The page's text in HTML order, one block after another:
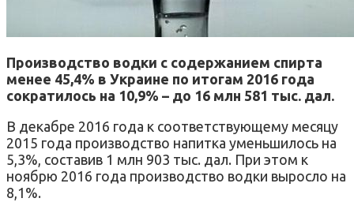
Производство водки с содержанием спирта
менее 45,4% в Украине по итогам 2016 года
сократилось на 10,9% – до 16 млн 581 тыс. дал.
В декабре 2016 года к соответствующему месяцу
2015 года производство напитка уменьшилось на
5,3%, составив 1 млн 903 тыс. дал. При этом к
ноябрю 2016 года производство водки выросло на
8,1%.